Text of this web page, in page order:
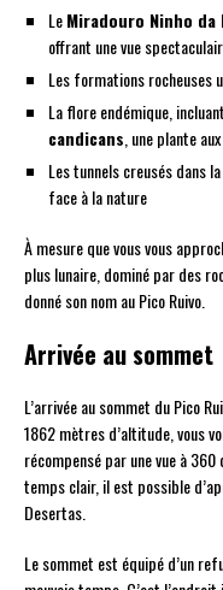
LeMiradouro Ninho da
offrant une vue
Les formations rocheuses
La flore endémique,
candicans, une plante
Les tunnels creusés dans
face à la nature
À mesure que vous vous
plus lunaire, dominé par des
donné son nom au Pico Ruivo.
Arrivée au sommet
L’arrivée au sommet du Pico
1862 mètres d’altitude, vous
récompensé par une vue à
temps clair, il est possible
Desertas.
Le sommet est équipé d’un